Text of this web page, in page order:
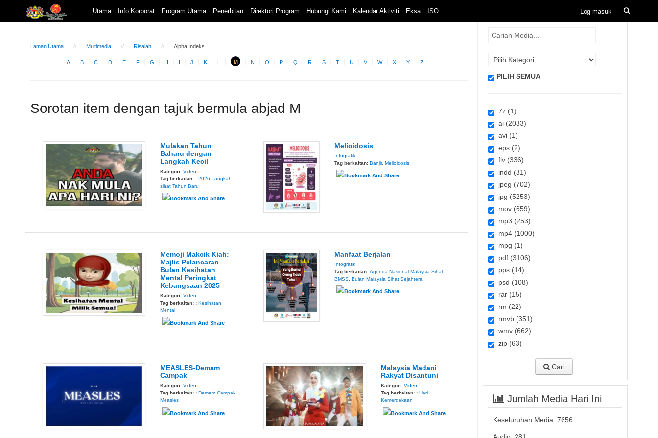
Utama Info Korporat Program Utama Penerbitan Direktori Program Hubungi Kami Kalendar Aktiviti Eksa ISO
Laman Utama Multimedia Risalah Alpha Indeks
A B C D E F G H I J K L M N O P Q R S T U V W X Y Z
Sorotan item dengan tajuk bermula abjad M
Mulakan Tahun
Baharu dengan
Langkah Kecil
Kategori: Video
Tag berkaitan: : 2026 Langkah
sihat Tahun Baru
Melioidosis
Infografik
Tag berkaitan:Banjir,Melioidosis
Memoji Makcik Kiah:
Majlis Pelancaran
Bulan Kesihatan
Mental Peringkat
Kebangsaan 2025
Kategori: Video
Tag berkaitan: : Kesihatan
Mental
Manfaat Berjalan
Infografik
Tag berkaitan:Agenda Nasional Malaysia Sihat,
BMSS,Bulan Malaysia Sihat Sejahtera
MEASLES-Demam
Campak
Kategori: Video
Tag berkaitan: : Demam Campak
Measles
Malaysia Madani
Rakyat Disantuni
Kategori:Video
Tag berkaitan: : Hari
Kemerdekaan
PILIH SEMUA
7z (1)
ai (2033)
avi (1)
eps (2)
flv (336)
indd (31)
jpeg (702)
jpg (5253)
mov (659)
mp3 (253)
mp4 (1000)
mpg (1)
pdf (3106)
pps (14)
psd (108)
rar (15)
rm (22)
rmvb (351)
wmv (662)
zip (63)
Cari
Jumlah Media Hari Ini
Keseluruhan Media: 7656